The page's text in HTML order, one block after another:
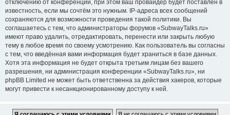
отключению от конференции, при этом ваш провайдер будет поставлен в
известность, если мы сочтём это нужным. IP-адреса всех сообщений
сохраняются для возможности проведения такой политики. Вы
соглашаетесь с тем, что администраторы форумов «SubwayTalks.ru»
имеют право удалить, отредактировать, перенести или закрыть любую
тему в любое время по своему усмотрению. Как пользователь вы согласны
с тем, что введённая вами информация будет храниться в базе данных.
Хотя эта информация не будет открыта третьим лицам без вашего
разрешения, ни администрация конференции «SubwayTalks.ru», ни
phpBB Limited не может быть ответственна за действия хакеров, которые
могут привести к несанкционированному доступу к ней.